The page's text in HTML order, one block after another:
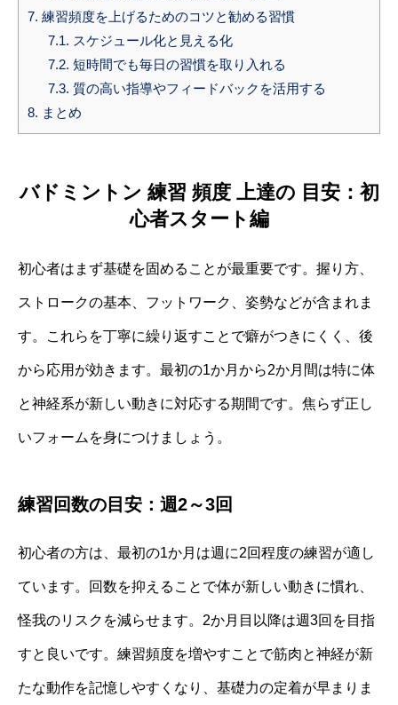
7. 練習頻度を上げるためのコツと勧める習慣
7.1. スケジュール化と見える化
7.2. 短時間でも毎日の習慣を取り入れる
7.3. 質の高い指導やフィードバックを活用する
8. まとめ
バドミントン 練習 頻度 上達の 目安：初
心者スタート編
初心者はまず基礎を固めることが最重要です。握り方、
ストロークの基本、フットワーク、姿勢などが含まれま
す。これらを丁寧に繰り返すことで癖がつきにくく、後
から応用が効きます。最初の1か月から2か月間は特に体
と神経系が新しい動きに対応する期間です。焦らず正し
いフォームを身につけましょう。
練習回数の目安：週2～3回
初心者の方は、最初の1か月は週に2回程度の練習が適し
ています。回数を抑えることで体が新しい動きに慣れ、
怪我のリスクを減らせます。2か月目以降は週3回を目指
すと良いです。練習頻度を増やすことで筋肉と神経が新
たな動作を記憶しやすくなり、基礎力の定着が早まりま